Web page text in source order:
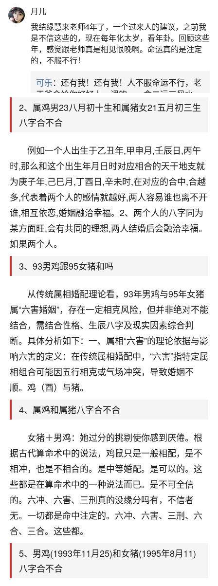
合，是不相冲，也是不相合的。是中等婚配。所以
是可以的。这些都是在算命术中的一种说法而已。
是不可全信的。合八字所谓“大相”合与不合，就是按
十二生肖，看男女的属相是否相冲相克，当地流传
着一首《大相歌》：鼠羊一旦休，白马犯青牛，虎
蛇如刀绞，龙兔泪长流，金鸡怕玉犬，猴猪
2、属鸡男23八月初十生和属猪女21五月初三生
八字合不合
例如一个人出生于乙丑年,甲申月,壬辰日,丙午
时,那么和这个出生年月日时对应相合的天干地支就
为庚子年,己巳月,丁酉日,辛未时,在对应的合中,合越
多,代表着两个人的感情就越好,两人容易谁也离不开
谁,相互依恋,婚姻融洽幸福。2、两个人的八字同为
某方面旺,会有共同的理想,两人结婚后会融洽幸福。
如果两个人。
3、93男鸡跟95女猪和吗
从传统属相婚配理论看，93年男鸡与95年女猪
属“六害婚姻”，存在一定相克风险，但并非绝对不能
结合，需结合性格、生辰八字及现实因素综合判
断。具体分析如下：一、属相“六害”的理论依据与影
响六害的定义：在传统属相婚配中，“六害”指特定属
相组合可能因五行相克或气场冲突，导致婚姻不
顺。鸡（酉）与猪。
4、属鸡和属猪八字合不合
女猪＋男鸡：她过分的挑剔使你感到厌倦。根
据古代算命术中的说法，鸡鼠只是一般相配，是不
相冲，也是不相合的。是中等婚配。是可以的。这
些都是在算命术中的一种说法而已。是不可全信
的。六冲、六害、三刑真的没缘分吗有，不信者
无。一切都是命中注定的。六冲、六害、三刑、六
合、三合。这些都。
5、男鸡(1993年11月25)和女猪(1995年8月11)
八字合不合
月儿
我结缘慧来老师4年了，一个过来人的建议，之前我
是不信这些的，现在每年化太岁，看年卦。回顾这些
年，感觉跟老师真是相见恨晚啊。命运真的是注定
的，不服不行！
可乐：还有我！还有我！人不服命运不行，老
天爷会给你好好上一课的。一命二运三风水，
哪样不服都不行！
平安是福
卦，认识老师3年了，都是缘分啊！
17分钟前 来自湖北 19
心若莲花
我是做餐饮的，这两年，生意屡屡受挫，店开一家关
一家，要么生意不好，生意好的就出事。前些年攒的
家底快败光了，真是倒霉！我也想找人看看到底怎么
回事？
鹿森：你可以找老师看看，人有时不服命不行
太阳当空赵：我也做餐饮的，生意不算大，但
址、风水、还有开业日子，哪哪都看了，虽然
大环境不好，但是我家生意还可以，前几天又
刚找老师做了补财库，希望财运更好一点！
2小时前 来自海南
梦醒时分
我女儿高二叛逆，大半年不上学，一说她就要死要活
的，把我们两口子愁的不行，朋友给我推荐的慧来老
师，一开始我是病急乱投医，这半年来，法事一个个
做完，我女儿跟变了个人一样，不期望她能考多好的
大学，只要能安安稳稳的把书读了，身体心理都健健
鹿森：可怜天下父母心啊！
3小时前 来自河北 16
付深
我是公司人事调整，有升迁机会，但同时竞争的我们
三个，找老师的时候是抱着侥幸心理，没想到老师看
着我晋升有望，我半信半疑的按照老师建议，做了化
后，我以为都没戏了，结果开年一上班，开会提拔升
职第一个就是我，职务无所谓，主要是底薪加了
3000，非常开心，无论如何，感恩感谢！🙏🏻